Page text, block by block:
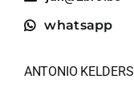
whatsapp
ANTONIO KELDERS